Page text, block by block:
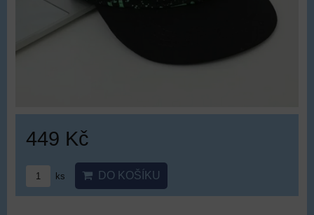
449 Kč
ks DO KOŠÍKU